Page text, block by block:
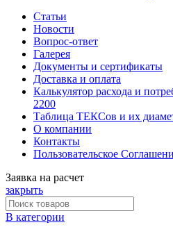
Статьи
Новости
Вопрос-ответ
Галерея
Документы и сертификаты
Доставка и оплата
Калькулятор расхода и
2200
Таблица ТЕКСов и их
О компании
Контакты
Пользовательское
Заявка на расчет
закрыть
В категории